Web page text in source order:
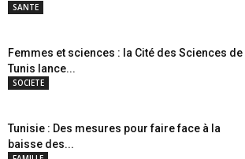
SANTE
Femmes et sciences : la Cité des Sciences de
Tunis lance...
SOCIETE
Tunisie : Des mesures pour faire face à la
baisse des...